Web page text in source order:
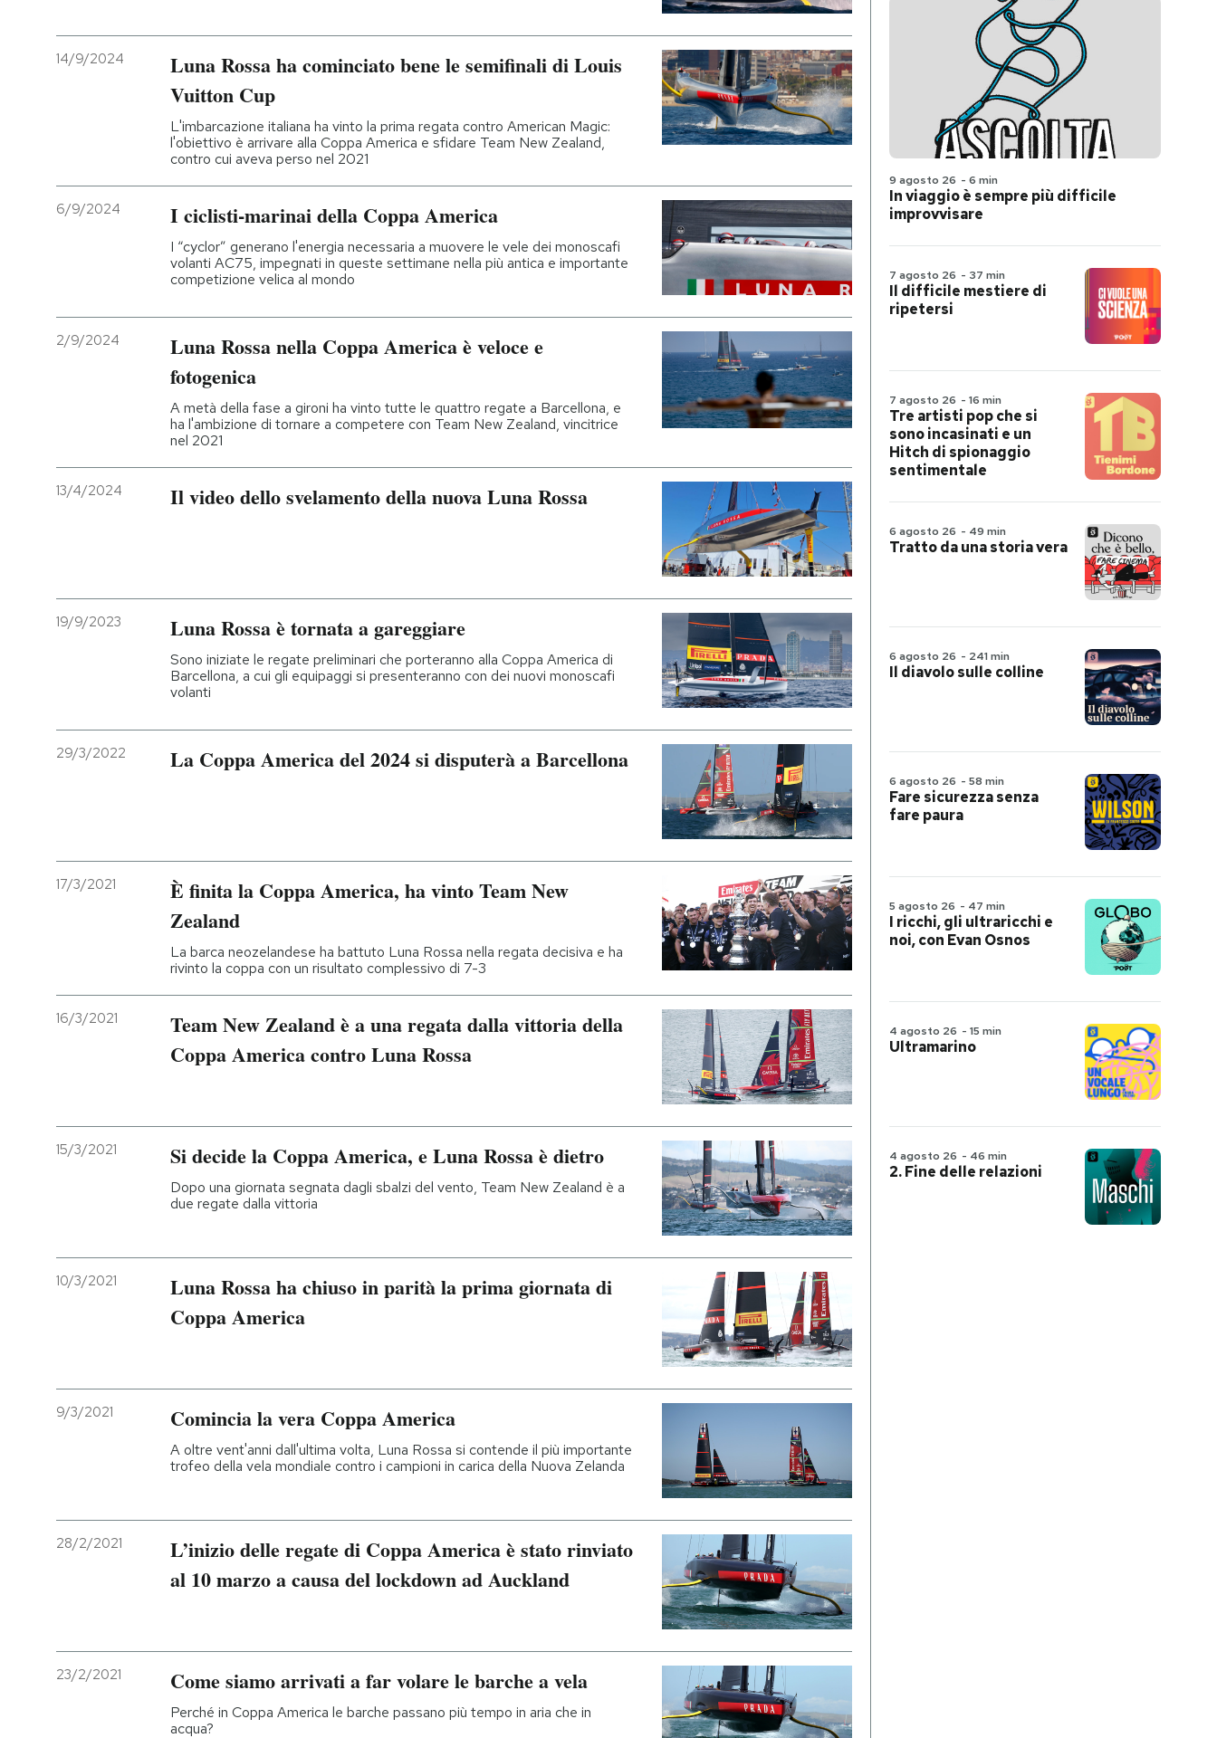
14/9/2024
Luna Rossa ha cominciato bene le semifinali di Louis
Vuitton Cup
L'imbarcazione italiana ha vinto la prima regata contro American Magic:
l'obiettivo è arrivare alla Coppa America e sfidare Team New Zealand,
contro cui aveva perso nel 2021
6/9/2024 I ciclisti-marinai della Coppa America
I “cyclor” generano l'energia necessaria a muovere le vele dei monoscafi
volanti AC75, impegnati in queste settimane nella più antica e importante
competizione velica al mondo
2/9/2024
Luna Rossa nella Coppa America è veloce e
fotogenica
A metà della fase a gironi ha vinto tutte le quattro regate a Barcellona, e
ha l'ambizione di tornare a competere con Team New Zealand, vincitrice
nel 2021
13/4/2024 Il video dello svelamento della nuova Luna Rossa
19/9/2023 Luna Rossa è tornata a gareggiare
Sono iniziate le regate preliminari che porteranno alla Coppa America di
Barcellona, a cui gli equipaggi si presenteranno con dei nuovi monoscafi
volanti
29/3/2022 La Coppa America del 2024 si disputerà a Barcellona
17/3/2021
È finita la Coppa America, ha vinto Team New
Zealand
La barca neozelandese ha battuto Luna Rossa nella regata decisiva e ha
rivinto la coppa con un risultato complessivo di 7-3
16/3/2021
Team New Zealand è a una regata dalla vittoria della
Coppa America contro Luna Rossa
15/3/2021 Si decide la Coppa America, e Luna Rossa è dietro
Dopo una giornata segnata dagli sbalzi del vento, Team New Zealand è a
due regate dalla vittoria
10/3/2021
Luna Rossa ha chiuso in parità la prima giornata di
Coppa America
9/3/2021 Comincia la vera Coppa America
A oltre vent'anni dall'ultima volta, Luna Rossa si contende il più importante
trofeo della vela mondiale contro i campioni in carica della Nuova Zelanda
28/2/2021
L’inizio delle regate di Coppa America è stato rinviato
al 10 marzo a causa del lockdown ad Auckland
23/2/2021 Come siamo arrivati a far volare le barche a vela
Perché in Coppa America le barche passano più tempo in aria che in
acqua?
9 agosto 26 - 6 min
In viaggio è sempre più difficile
improvvisare
7 agosto 26 - 37 min
Il difficile mestiere di
ripetersi
7 agosto 26 - 16 min
Tre artisti pop che si
sono incasinati e un
Hitch di spionaggio
sentimentale
6 agosto 26 - 49 min
Tratto da una storia vera
6 agosto 26 - 241 min
Il diavolo sulle colline
6 agosto 26 - 58 min
Fare sicurezza senza
fare paura
5 agosto 26 - 47 min
I ricchi, gli ultraricchi e
noi, con Evan Osnos
4 agosto 26 - 15 min
Ultramarino
4 agosto 26 - 46 min
2. Fine delle relazioni